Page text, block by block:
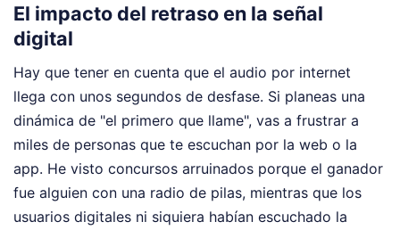
El impacto del retraso en la señal
digital
Hay que tener en cuenta que el audio por internet
llega con unos segundos de desfase. Si planeas una
dinámica de "el primero que llame", vas a frustrar a
miles de personas que te escuchan por la web o la
app. He visto concursos arruinados porque el ganador
fue alguien con una radio de pilas, mientras que los
usuarios digitales ni siquiera habían escuchado la